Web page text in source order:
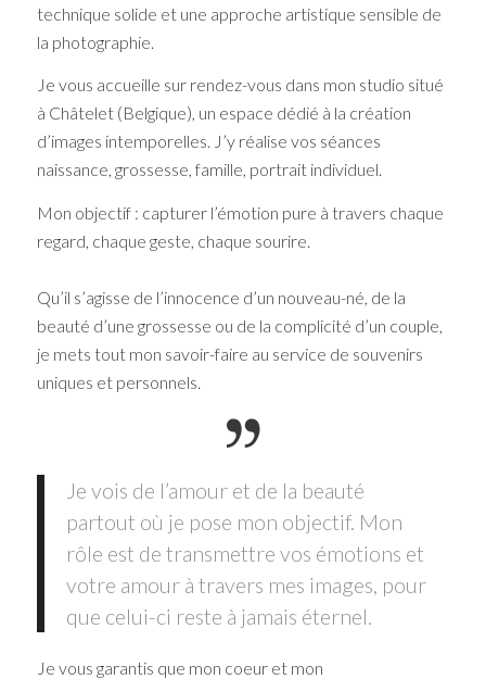
technique solide et une approche artistique sensible de
la photographie.
Je vous accueille sur rendez-vous dans mon studio situé
à Châtelet (Belgique), un espace dédié à la création
d’images intemporelles. J’y réalise vos séances
naissance, grossesse, famille, portrait individuel.
Mon objectif : capturer l’émotion pure à travers chaque
regard, chaque geste, chaque sourire.
Qu’il s’agisse de l’innocence d’un nouveau-né, de la
beauté d’une grossesse ou de la complicité d’un couple,
je mets tout mon savoir-faire au service de souvenirs
uniques et personnels.
Je vois de l’amour et de la beauté
partout où je pose mon objectif. Mon
rôle est de transmettre vos émotions et
votre amour à travers mes images, pour
que celui-ci reste à jamais éternel.
Je vous garantis que mon coeur et mon